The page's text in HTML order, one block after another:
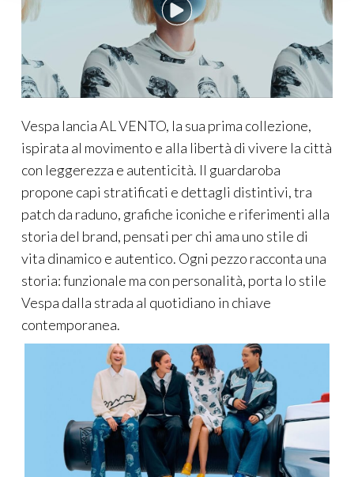
Vespa lancia AL VENTO, la sua prima collezione,
ispirata al movimento e alla libertà di vivere la città
con leggerezza e autenticità. Il guardaroba
propone capi stratificati e dettagli distintivi, tra
patch da raduno, grafiche iconiche e riferimenti alla
storia del brand, pensati per chi ama uno stile di
vita dinamico e autentico. Ogni pezzo racconta una
storia: funzionale ma con personalità, porta lo stile
Vespa dalla strada al quotidiano in chiave
contemporanea.